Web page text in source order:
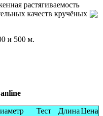
растягиваемость
качеств кручёных
и 500 м.
Тест ДлинаЦена